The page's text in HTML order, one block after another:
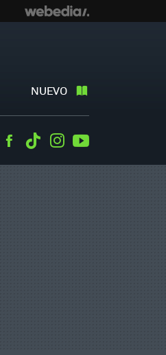
NUEVO
TwitterFacebook
TiktokInstagram